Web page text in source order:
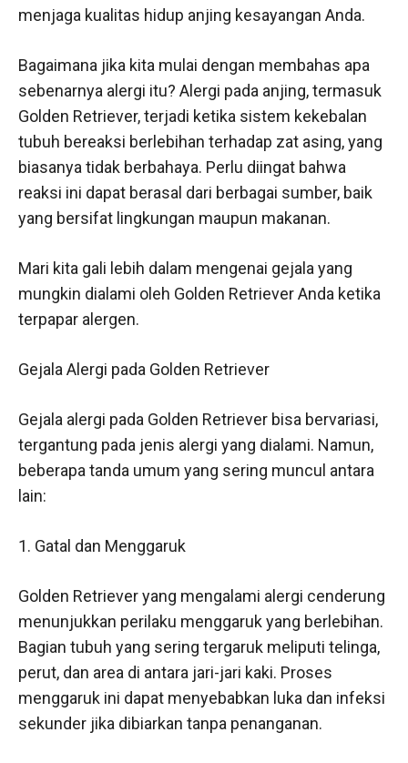
menjaga kualitas hidup anjing kesayangan Anda.
Bagaimana jika kita mulai dengan membahas apa
sebenarnya alergi itu? Alergi pada anjing, termasuk
Golden Retriever, terjadi ketika sistem kekebalan
tubuh bereaksi berlebihan terhadap zat asing, yang
biasanya tidak berbahaya. Perlu diingat bahwa
reaksi ini dapat berasal dari berbagai sumber, baik
yang bersifat lingkungan maupun makanan.
Mari kita gali lebih dalam mengenai gejala yang
mungkin dialami oleh Golden Retriever Anda ketika
terpapar alergen.
Gejala Alergi pada Golden Retriever
Gejala alergi pada Golden Retriever bisa bervariasi,
tergantung pada jenis alergi yang dialami. Namun,
beberapa tanda umum yang sering muncul antara
lain:
1. Gatal dan Menggaruk
Golden Retriever yang mengalami alergi cenderung
menunjukkan perilaku menggaruk yang berlebihan.
Bagian tubuh yang sering tergaruk meliputi telinga,
perut, dan area di antara jari-jari kaki. Proses
menggaruk ini dapat menyebabkan luka dan infeksi
sekunder jika dibiarkan tanpa penanganan.